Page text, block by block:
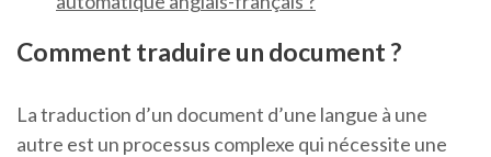
Comment traduire un document ?
La traduction d’un document d’une langue à une
autre est un processus complexe qui nécessite une